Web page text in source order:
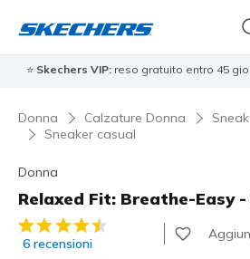
⭐Skechers VIP:reso gratuito entro 45
Donna Calzature Donna
Sneaker casual
Donna
Relaxed Fit: Breathe-Easy
Valutazione cliente 5 su 5
6 recensioni